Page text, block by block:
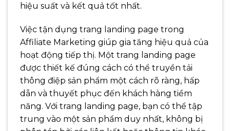
hiệu suất và kết quả tốt nhất.
Việc tận dụng trang landing page trong
Affiliate Marketing giúp gia tăng hiệu quả của
hoạt động tiếp thị. Một trang landing page
được thiết kế đúng cách có thể truyền tải
thông điệp sản phẩm một cách rõ ràng, hấp
dẫn và thuyết phục đến khách hàng tiềm
năng. Với trang landing page, bạn có thể tập
trung vào một sản phẩm duy nhất, không bị